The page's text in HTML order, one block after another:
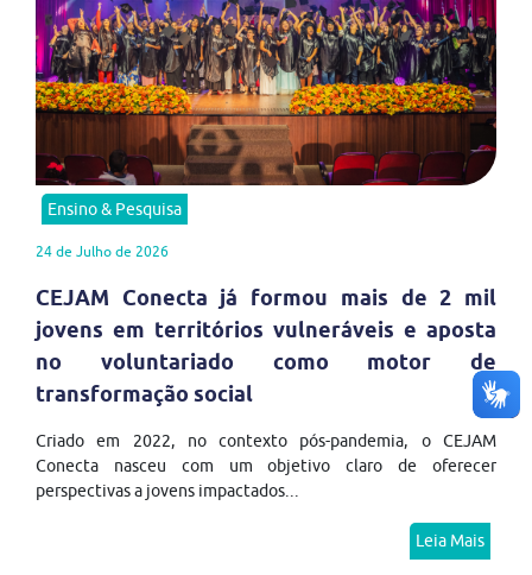
Ensino & Pesquisa
24 de Julho de 2026
CEJAM Conecta já formou mais de 2 mil
jovens em territórios vulneráveis e aposta
no voluntariado como motor de
transformação social
Criado em 2022, no contexto pós-pandemia, o CEJAM
Conecta nasceu com um objetivo claro de oferecer
perspectivas a jovens impactados...
Leia Mais